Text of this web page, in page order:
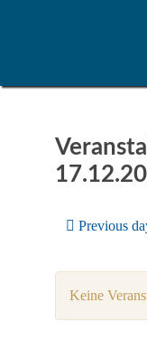
Previous
Keine